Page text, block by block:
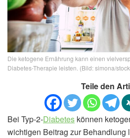
Die ketogene Ernährung kann einen
Diabetes-Therapie leisten. (Bild: simona/
Teile den
Bei Typ-2-Diabetes können
wichtigen Beitrag zur Behandlung